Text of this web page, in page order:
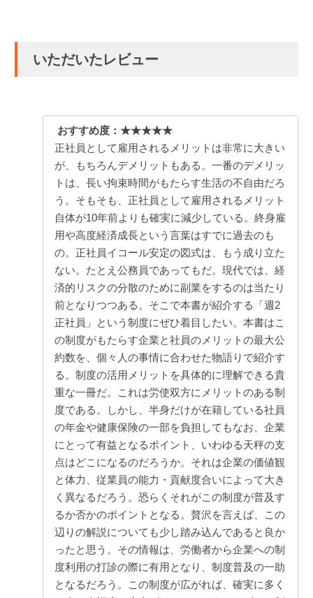
いただいたレビュー
おすすめ度：★★★★★
正社員として雇用されるメリットは非常に大きい
が、もちろんデメリットもある。一番のデメリッ
トは、長い拘束時間がもたらす生活の不自由だろ
う。そもそも、正社員として雇用されるメリット
自体が10年前よりも確実に減少している。終身雇
用や高度経済成長という言葉はすでに過去のも
の。正社員イコール安定の図式は、もう成り立た
ない。たとえ公務員であってもだ。現代では、経
済的リスクの分散のために副業をするのは当たり
前となりつつある。そこで本書が紹介する「週2
正社員」という制度にぜひ着目したい。本書はこ
の制度がもたらす企業と社員のメリットの最大公
約数を、個々人の事情に合わせた物語りで紹介す
る。制度の活用メリットを具体的に理解できる貴
重な一冊だ。これは労使双方にメリットのある制
度である。しかし、半身だけが在籍している社員
の年金や健康保険の一部を負担してもなお、企業
にとって有益となるポイント、いわゆる天秤の支
点はどこになるのだろうか。それは企業の価値観
と体力、従業員の能力・貢献度合いによって大き
く異なるだろう。恐らくそれがこの制度が普及す
るか否かのポイントとなる。贅沢を言えば、この
辺りの解説についても少し踏み込んであると良か
ったと思う。その情報は、労働者から企業への制
度利用の打診の際に有用となり、制度普及の一助
となるだろう。この制度が広がれば、確実に多く